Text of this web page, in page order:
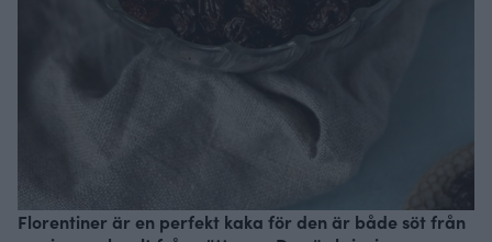
Florentiner är en perfekt kaka för den är både söt från